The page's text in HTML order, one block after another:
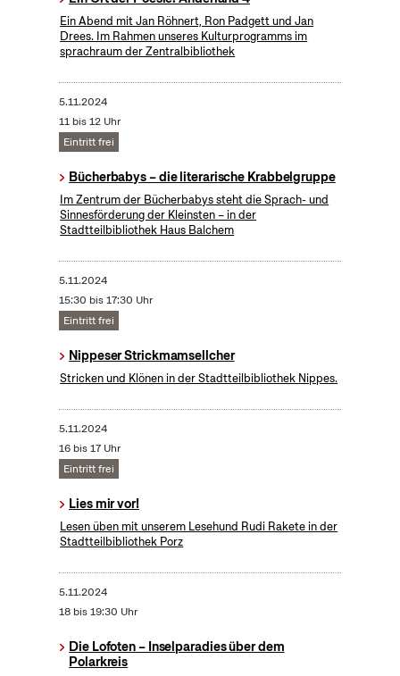
Ein Abend mit Jan Röhnert, Ron Padgett und Jan
Drees. Im Rahmen unseres Kulturprogramms im
sprachraum der Zentralbibliothek
5.11.2024
11 bis 12 Uhr
Eintritt frei
Bücherbabys – die literarische Krabbelgruppe
Im Zentrum der Bücherbabys steht die Sprach- und
Sinnesförderung der Kleinsten – in der
Stadtteilbibliothek Haus Balchem
5.11.2024
15:30 bis 17:30 Uhr
Eintritt frei
Nippeser Strickmamsellcher
Stricken und Klönen in der Stadtteilbibliothek Nippes.
5.11.2024
16 bis 17 Uhr
Eintritt frei
Lies mir vor!
Lesen üben mit unserem Lesehund Rudi Rakete in der
Stadtteilbibliothek Porz
5.11.2024
18 bis 19:30 Uhr
Die Lofoten – Inselparadies über dem
Polarkreis